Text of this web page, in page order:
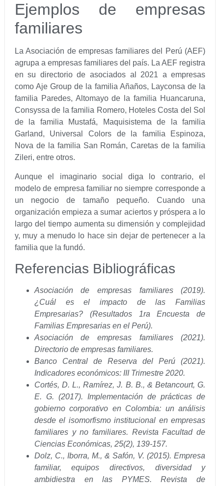
Ejemplos de empresas
familiares
La Asociación de empresas familiares del Perú (AEF)
agrupa a empresas familiares del país. La AEF registra
en su directorio de asociados al 2021 a empresas
como Aje Group de la familia Añaños, Layconsa de la
familia Paredes, Altomayo de la familia Huancaruna,
Consyssa de la familia Romero, Hoteles Costa del Sol
de la familia Mustafá, Maquisistema de la familia
Garland, Universal Colors de la familia Espinoza,
Nova de la familia San Román, Caretas de la familia
Zileri, entre otros.
Aunque el imaginario social diga lo contrario, el
modelo de empresa familiar no siempre corresponde a
un negocio de tamaño pequeño. Cuando una
organización empieza a sumar aciertos y próspera a lo
largo del tiempo aumenta su dimensión y complejidad
y, muy a menudo lo hace sin dejar de pertenecer a la
familia que la fundó.
Referencias Bibliográficas
Asociación de empresas familiares (2019).
¿Cuál es el impacto de las Familias
Empresarias? (Resultados 1ra Encuesta de
Familias Empresarias en el Perú).
Asociación de empresas familiares (2021).
Directorio de empresas familiares.
Banco Central de Reserva del Perú (2021).
Indicadores económicos: III Trimestre 2020.
Cortés, D. L., Ramírez, J. B. B., & Betancourt, G.
E. G. (2017). Implementación de prácticas de
gobierno corporativo en Colombia: un análisis
desde el isomorfismo institucional en empresas
familiares y no familiares. Revista Facultad de
Ciencias Económicas, 25(2), 139-157.
Dolz, C., Iborra, M., & Safón, V. (2015). Empresa
familiar, equipos directivos, diversidad y
ambidiestra en las PYMES. Revista de